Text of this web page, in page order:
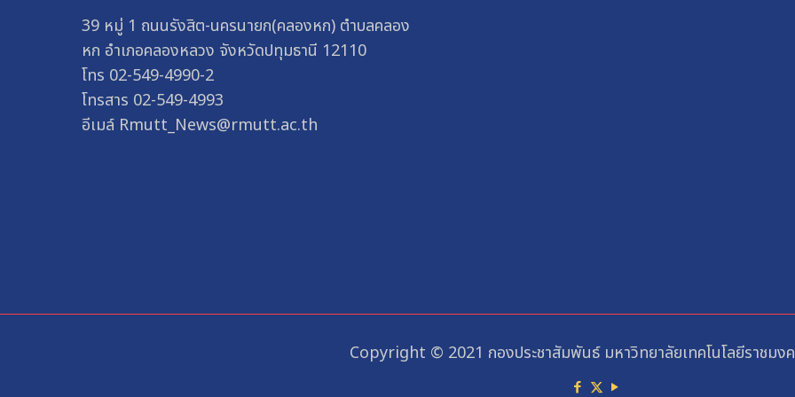
39 หมู่ 1 ถนนรังสิต-นครนายก(คลองหก) ตำบลคลอง
หก อำเภอคลองหลวง จังหวัดปทุมธานี 12110
โทร 02-549-4990-2
โทรสาร 02-549-4993
อีเมล์ Rmutt_News@rmutt.ac.th
Copyright © 2021 กองประชาสัมพันธ์ มหาวิทยาลัยเทคโนโลยีราชม